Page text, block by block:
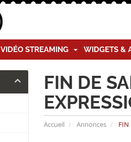
VIDÉO STREAMING WIDGETS &
FIN DE
Accueil Annonces FIN